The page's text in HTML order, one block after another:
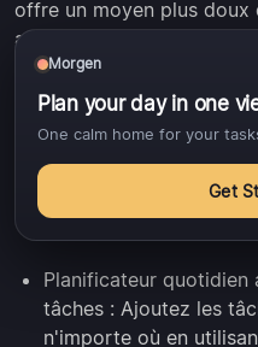
offre un moyen plus doux
apprécient son interface
rapide et la capacité à
gestion des tâches et la
entre les outils. Bien qu'il
simplicité.
Planificateur quotidien
tâches : Ajoutez les
n'importe où en
Morgen
Plan your day in one
One calm home for your
Get